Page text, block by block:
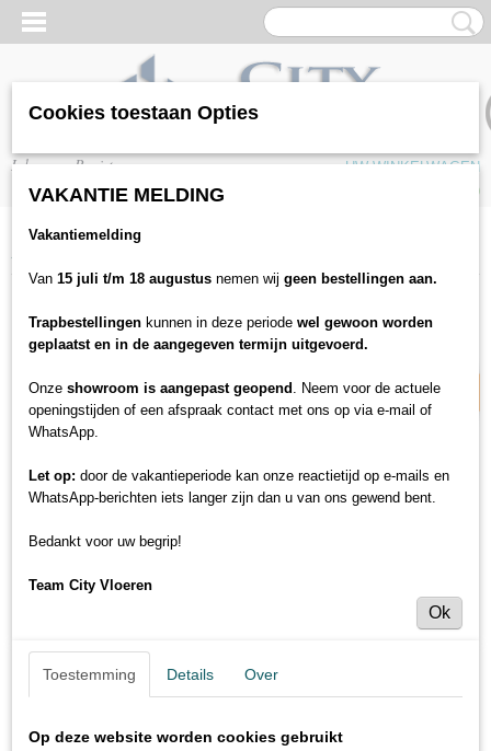
Inloggen Registreren
UW WINKELWAGEN
(0)
Home
24% korting
Cookies toestaan Opties
VAKANTIE MELDING
Vakantiemelding
Van 15 juli t/m 18 augustus nemen wij geen bestellingen aan.
Trapbestellingen kunnen in deze periode wel gewoon worden
geplaatst en in de aangegeven termijn uitgevoerd.
Onze showroom is aangepast geopend . Neem voor de actuele
openingstijden of een afspraak contact met ons op via e-mail of
WhatsApp.
Let op: door de vakantieperiode kan onze reactietijd op e-mails en
WhatsApp-berichten iets langer zijn dan u van ons gewend bent.
Bedankt voor uw begrip!
Team City Vloeren
Ok
Toestemming Details Over
Op deze website worden cookies gebruikt